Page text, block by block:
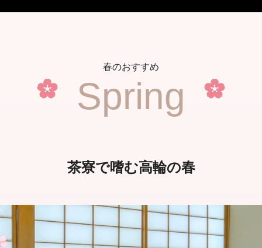
春のおすすめ
Spring
茶寮で嗜む高輪の春